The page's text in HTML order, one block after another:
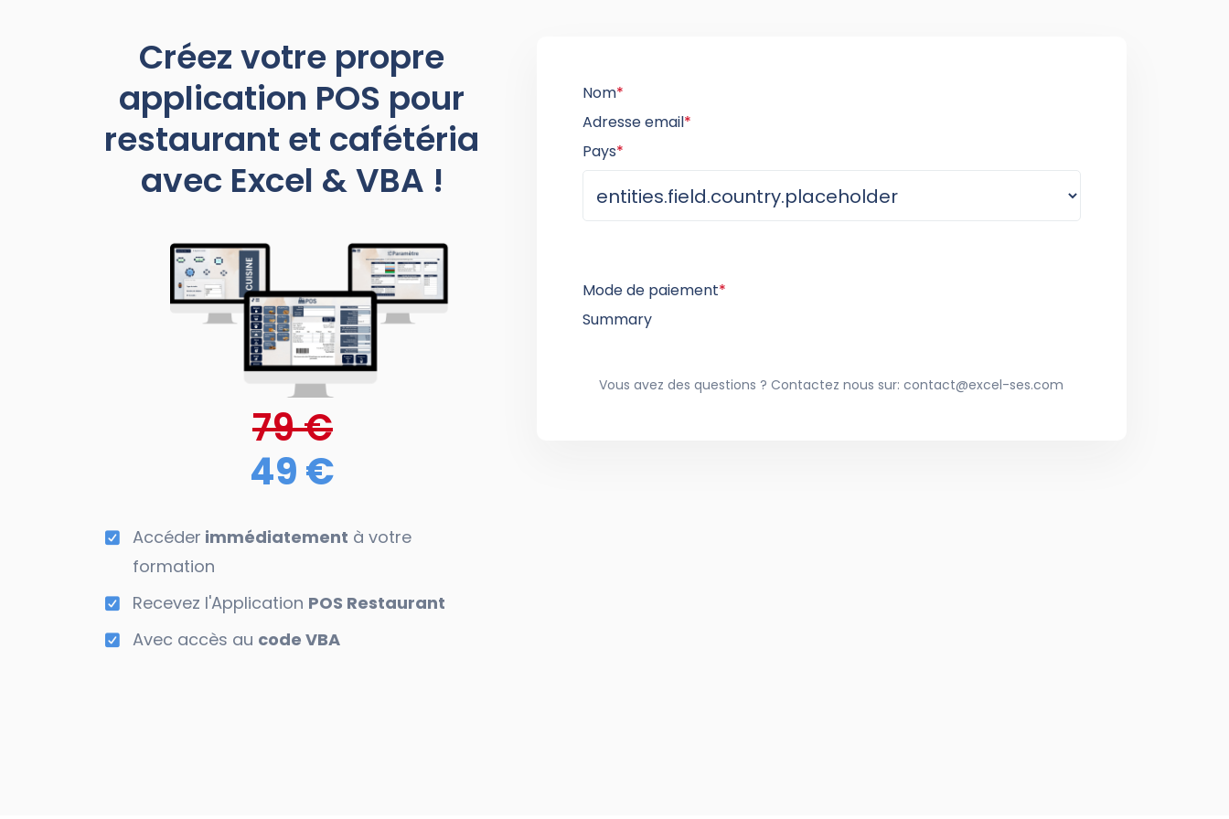
Créez votre propre
application POS pour
restaurant et cafétéria
avec Excel & VBA !
79 €
49 €
Accéder immédiatement à votre
formation
Recevez l'Application POS Restaurant
Avec accès au code VBA
Nom*
Adresse email*
Pays*
Mode de paiement*
Summary
Vous avez des questions ? Contactez nous sur: contact@excel-ses.com